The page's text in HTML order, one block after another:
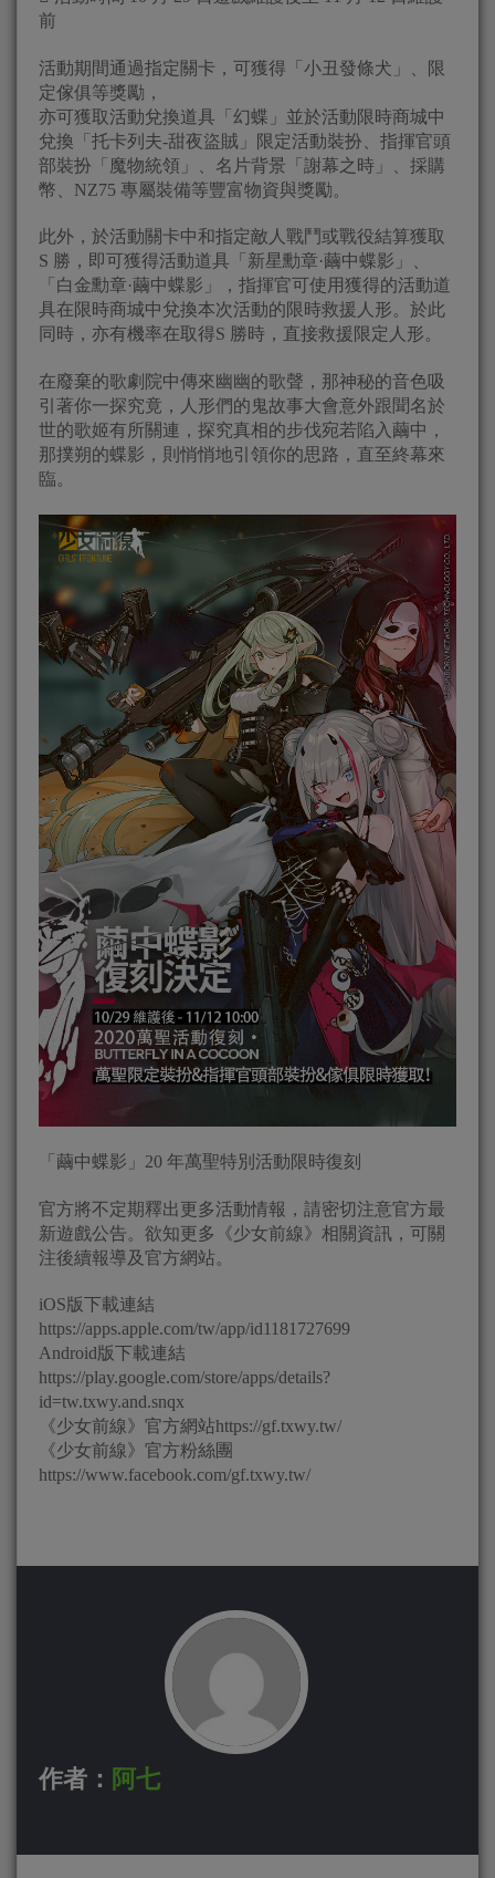
前
活動期間通過指定關卡，可獲得「小丑發條犬」、限
定傢俱等獎勵，
亦可獲取活動兌換道具「幻蝶」並於活動限時商城中
兌換「托卡列夫-甜夜盜賊」限定活動裝扮、指揮官頭
部裝扮「魔物統領」、名片背景「謝幕之時」、採購
幣、NZ75 專屬裝備等豐富物資與獎勵。
此外，於活動關卡中和指定敵人戰鬥或戰役結算獲取
S 勝，即可獲得活動道具「新星勳章·繭中蝶影」、
「白金勳章·繭中蝶影」，指揮官可使用獲得的活動道
具在限時商城中兌換本次活動的限時救援人形。於此
同時，亦有機率在取得S 勝時，直接救援限定人形。
在廢棄的歌劇院中傳來幽幽的歌聲，那神秘的音色吸
引著你一探究竟，人形們的鬼故事大會意外跟聞名於
世的歌姬有所關連，探究真相的步伐宛若陷入繭中，
那撲朔的蝶影，則悄悄地引領你的思路，直至終幕來
臨。
「繭中蝶影」20 年萬聖特別活動限時復刻
官方將不定期釋出更多活動情報，請密切注意官方最
新遊戲公告。欲知更多《少女前線》相關資訊，可關
注後續報導及官方網站。
iOS版下載連結
https://apps.apple.com/tw/app/id1181727699
Android版下載連結
https://play.google.com/store/apps/details?
id=tw.txwy.and.snqx
《少女前線》官方網站https://gf.txwy.tw/
《少女前線》官方粉絲團
https://www.facebook.com/gf.txwy.tw/
作者： 阿七